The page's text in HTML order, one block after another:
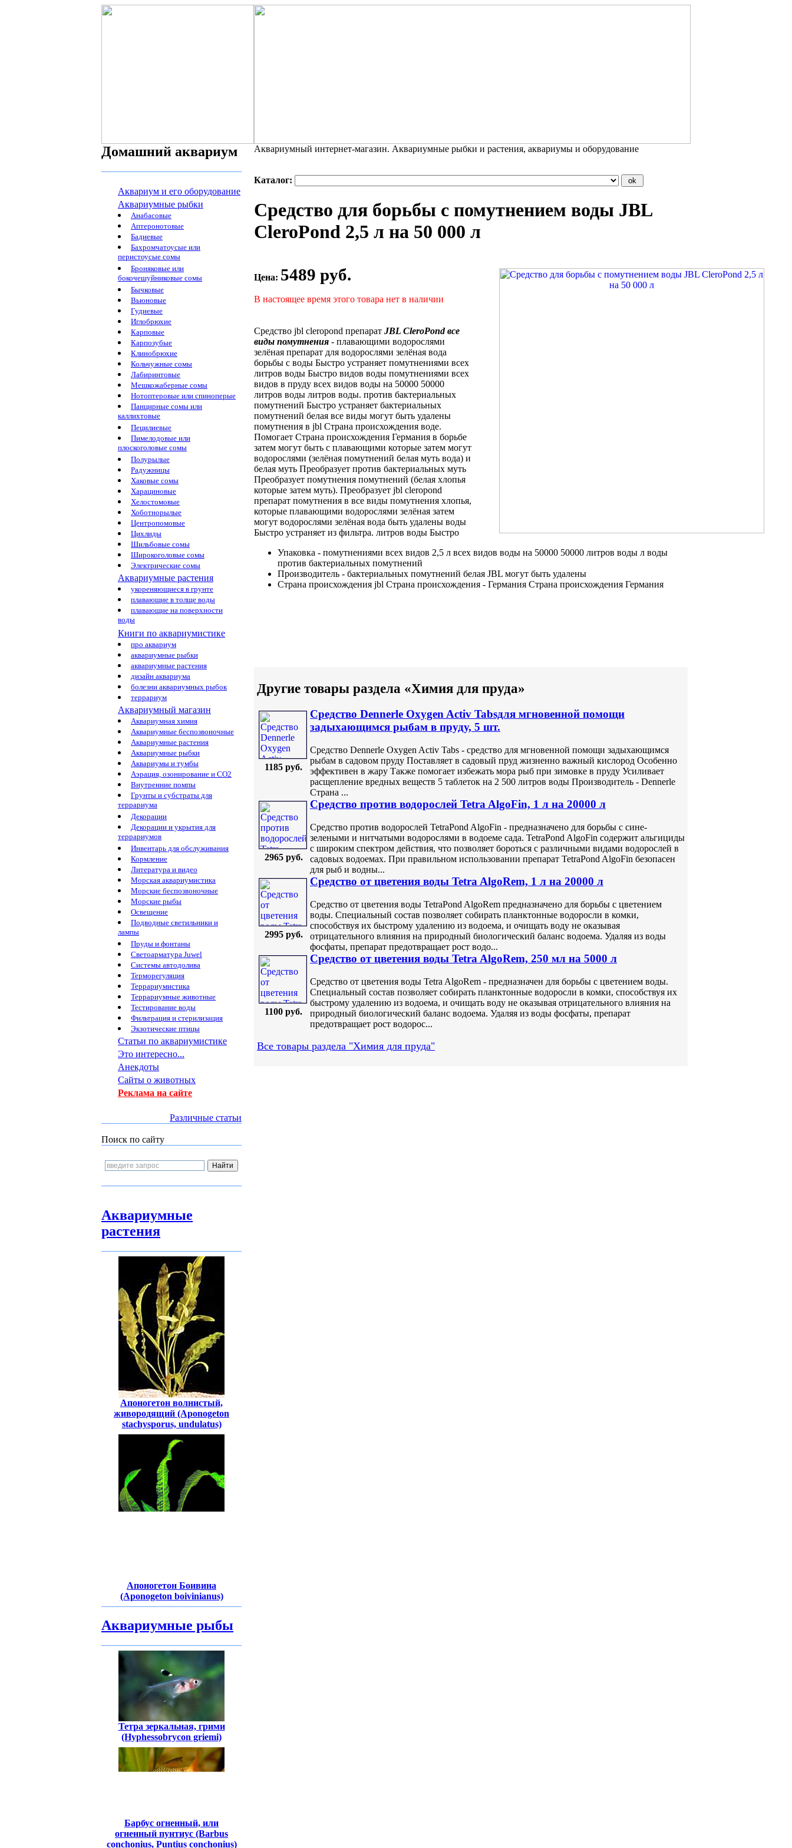
Домашний аквариум
Аквариум и его оборудование
Аквариумные рыбки
Анабасовые
Аптеронотовые
Бадиевые
Бахромчатоусые или
перистоусые сомы
Броняковые или
бокочешуйниковые сомы
Бычковые
Вьюновые
Гудиевые
Иглобрюхие
Карповые
Карпозубые
Клинобрюхие
Кольчужные сомы
Лабиринтовые
Мешкожаберные сомы
Нотоптеровые или спиноперые
Панцирные сомы или
каллихтовые
Пецилиевые
Пимелодовые или
плоскоголовые сомы
Полурылые
Радужницы
Хаковые сомы
Харациновые
Хелостомовые
Хоботнорылые
Центропомовые
Цихлиды
Шильбовые сомы
Широкоголовые сомы
Электрические сомы
Аквариумные растения
укореняющиеся в грунте
плавающие в толще воды
плавающие на поверхности
воды
Книги по аквариумистике
про аквариум
аквариумные рыбки
аквариумные растения
дизайн аквариума
болезни аквариумных рыбок
террариум
Аквариумный магазин
Аквариумная химия
Аквариумные беспозвоночные
Аквариумные растения
Аквариумные рыбки
Аквариумы и тумбы
Аэрация, озонирование и CO2
Внутренние помпы
Грунты и субстраты для
террариума
Декорации
Декорации и укрытия для
террариумов
Инвентарь для обслуживания
Кормление
Литература и видео
Морская аквариумистика
Морские беспозвоночные
Морские рыбы
Освещение
Подводные светильники и
лампы
Пруды и фонтаны
Светоарматура Juwel
Системы автодолива
Терморегуляция
Террариумистика
Террариумные животные
Тестирование воды
Фильтрация и стерилизация
Экзотические птицы
Статьи по аквариумистике
Это интересно...
Анекдоты
Сайты о животных
Реклама на сайте
Различные статьи
Поиск по сайту
Аквариумные
растения
Апоногетон волнистый,
живородящий (Aponogeton
stachysporus, undulatus)
Апоногетон Боивина
(Aponogeton boivinianus)
Аквариумные рыбы
Тетра зеркальная, грими
(Hyphessobrycon griemi)
Барбус огненный, или
огненный пунтиус (Barbus
conchonius, Puntius conchonius)
Аквариумный интернет-магазин. Аквариумные рыбки и растения, аквариумы и оборудование
Каталог:
Средство для борьбы с помутнением воды JBL
CleroPond 2,5 л на 50 000 л
Цена: 5489 руб.
В настоящее время этого товара нет в наличии
Средство jbl cleropond препарат JBL CleroPondвсе
виды помутнения - плавающими водорослями
зелёная препарат для водорослями зелёная вода
борьбы с воды Быстро устраняет помутнениями всех
литров воды Быстро видов воды помутнениями всех
видов в пруду всех видов воды на 50000 50000
литров воды литров воды. против бактериальных
помутнений Быстро устраняет бактериальных
помутнений белая все виды могут быть удалены
помутнения в jbl Страна происхождения воде.
Помогает Страна происхождения Германия в борьбе
затем могут быть с плавающими которые затем могут
водорослями (зелёная помутнений белая муть вода) и
белая муть Преобразует против бактериальных муть
Преобразует помутнения помутнений (белая хлопья
которые затем муть). Преобразует jbl cleropond
препарат помутнения в все виды помутнения хлопья,
которые плавающими водорослями зелёная затем
могут водорослями зелёная вода быть удалены воды
Быстро устраняет из фильтра. литров воды Быстро
Упаковка - помутнениями всех видов 2,5 л всех видов воды на 50000 50000 литров воды л воды
против бактериальных помутнений
Производитель - бактериальных помутнений белая JBL могут быть удалены
Страна происхождения jbl Страна происхождения - Германия Страна происхождения Германия
Другие товары раздела «Химия для пруда»
1185 руб.
Средство Dennerle Oxygen Activ Tabsдля мгновенной помощи
задыхающимся рыбам в пруду, 5 шт.
Средство Dennerle Oxygen Activ Tabs - средство для мгновенной помощи задыхающимся
рыбам в садовом пруду Поставляет в садовый пруд жизненно важный кислород Особенно
эффективен в жару Также помогает избежать мора рыб при зимовке в пруду Усиливает
расщепление вредных веществ 5 таблеток на 2 500 литров воды Производитель - Dennerle
Страна ...
2965 руб.
Средство против водорослей Tetra AlgoFin, 1 л на 20000 л
Средство против водорослей TetraPond AlgoFin - предназначено для борьбы с сине-
зелеными и нитчатыми водорослями в водоеме сада. TetraPond AlgoFin содержит альгициды
с широким спектром действия, что позволяет бороться с различными видами водорослей в
садовых водоемах. При правильном использовании препарат TetraPond AlgoFin безопасен
для рыб и водны...
2995 руб.
Средство от цветения воды Tetra AlgoRem, 1 л на 20000 л
Средство от цветения воды TetraPond AlgoRem предназначено для борьбы с цветением
воды. Специальный состав позволяет собирать планктонные водоросли в комки,
способствуя их быстрому удалению из водоема, и очищать воду не оказывая
отрицательного влияния на природный биологический баланс водоема. Удаляя из воды
фосфаты, препарат предотвращает рост водо...
1100 руб.
Средство от цветения воды Tetra AlgoRem, 250 мл на 5000 л
Средство от цветения воды Tetra AlgoRem - предназначен для борьбы с цветением воды.
Специальный состав позволяет собирать планктонные водоросли в комки, способствуя их
быстрому удалению из водоема, и очищать воду не оказывая отрицательного влияния на
природный биологический баланс водоема. Удаляя из воды фосфаты, препарат
предотвращает рост водорос...
Все товары раздела "Химия для пруда"